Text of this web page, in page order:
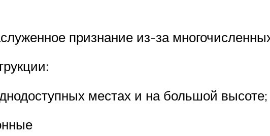
признание из-за
местах и на большой высоте;